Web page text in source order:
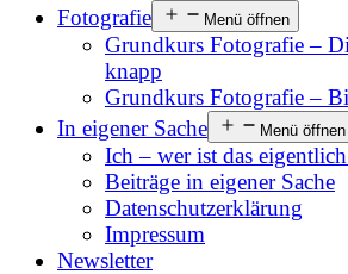
Fotografie
Menü öffnen
Grundkurs Fotografie –
knapp
Grundkurs Fotografie –
In eigener Sache
Menü öffnen
Ich – wer ist das
Beiträge in eigener Sache
Datenschutzerklärung
Impressum
Newsletter